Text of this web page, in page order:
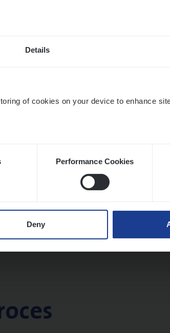
Details
of cookies on your device to enhance
Performance Cookies
Deny